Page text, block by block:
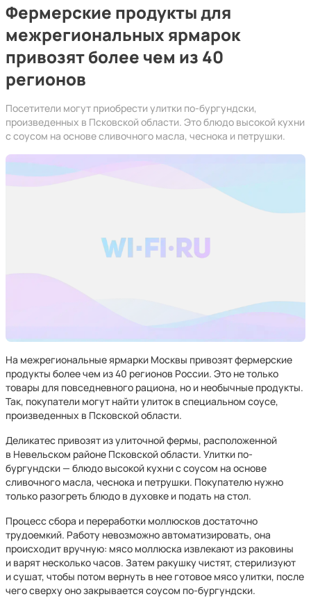
Фермерские продукты для
межрегиональных ярмарок
привозят более чем из 40
регионов
Посетители могут приобрести улитки по-бургундски,
произведенных в Псковской области. Это блюдо высокой кухни
с соусом на основе сливочного масла, чеснока и петрушки.
На межрегиональные ярмарки Москвы привозят фермерские
продукты более чем из 40 регионов России. Это не только
товары для повседневного рациона, но и необычные продукты.
Так, покупатели могут найти улиток в специальном соусе,
произведенных в Псковской области.
Деликатес привозят из улиточной фермы, расположенной
в Невельском районе Псковской области. Улитки по-
бургундски — блюдо высокой кухни с соусом на основе
сливочного масла, чеснока и петрушки. Покупателю нужно
только разогреть блюдо в духовке и подать на стол.
Процесс сбора и переработки моллюсков достаточно
трудоемкий. Работу невозможно автоматизировать, она
происходит вручную: мясо моллюска извлекают из раковины
и варят несколько часов. Затем ракушку чистят, стерилизуют
и сушат, чтобы потом вернуть в нее готовое мясо улитки, после
чего сверху оно закрывается соусом по-бургундски.